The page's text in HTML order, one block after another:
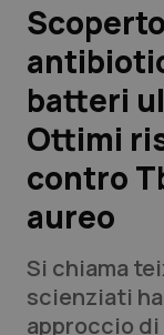
Scienza e
Studi e Analisi
Lettere al
Edizioni
QS Pro
Professionisti
batteri
Ottimi
contro
aureo
Si chiama
scienziati
approccio